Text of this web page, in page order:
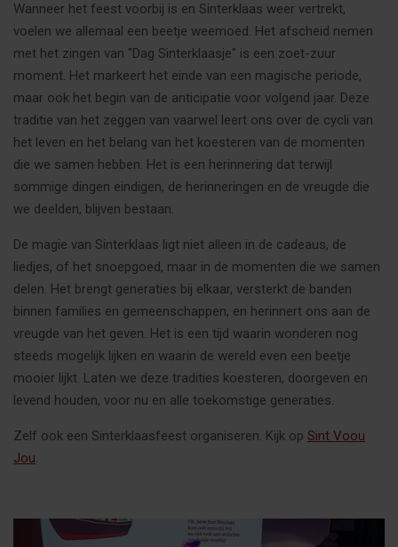
Wanneer het feest voorbij is en Sinterklaas weer vertrekt,
voelen we allemaal een beetje weemoed. Het afscheid nemen
met het zingen van "Dag Sinterklaasje" is een zoet-zuur
moment. Het markeert het einde van een magische periode,
maar ook het begin van de anticipatie voor volgend jaar. Deze
traditie van het zeggen van vaarwel leert ons over de cycli van
het leven en het belang van het koesteren van de momenten
die we samen hebben. Het is een herinnering dat terwijl
sommige dingen eindigen, de herinneringen en de vreugde die
we deelden, blijven bestaan.
De magie van Sinterklaas ligt niet alleen in de cadeaus, de
liedjes, of het snoepgoed, maar in de momenten die we samen
delen. Het brengt generaties bij elkaar, versterkt de banden
binnen families en gemeenschappen, en herinnert ons aan de
vreugde van het geven. Het is een tijd waarin wonderen nog
steeds mogelijk lijken en waarin de wereld even een beetje
mooier lijkt. Laten we deze tradities koesteren, doorgeven en
levend houden, voor nu en alle toekomstige generaties.
Zelf ook een Sinterklaasfeest organiseren. Kijk op Sint Voou
Jou.